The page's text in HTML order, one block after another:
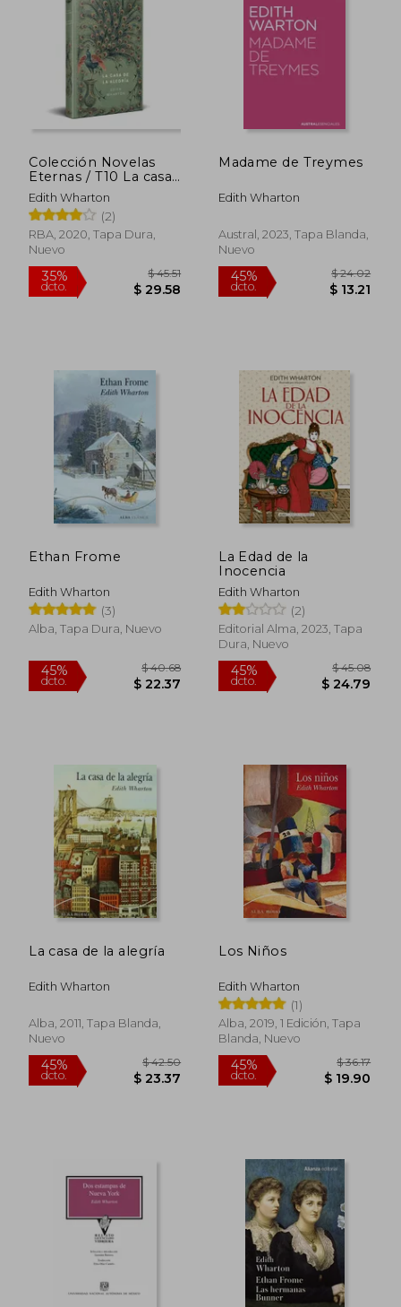
como una de las autoras más influyentes
de la literatura universal.
dcto.
Colección Novelas
Eternas / T10 La casa
de la alegría
Edith Wharton
(2)
RBA, 2020, Tapa Dura,
Nuevo
35%
dcto. $ 29.58
Madame de Treymes
Edith Wharton
Austral, 2023, Tapa Blanda,
Nuevo
45%
dcto.
Ethan Frome
Edith Wharton
(3)
Alba, Tapa Dura, Nuevo
45%
dcto. $ 22.37
La Edad de la
Inocencia
Edith Wharton
(2)
Editorial Alma, 2023, Tapa
Dura, Nuevo
45%
dcto.
La casa de la alegría
Edith Wharton
Alba, 2011, Tapa Blanda,
Nuevo
Los Niños
Edith Wharton
(1)
Alba, 2019, 1 Edición, Tapa
Blanda, Nuevo